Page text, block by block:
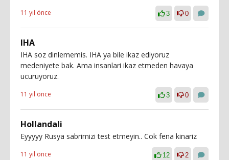
11 yıl önce 3 0
IHA
IHA soz dinlememis. IHA ya bile ikaz ediyoruz
medeniyete bak. Ama insanlari ikaz etmeden havaya
ucuruyoruz.
11 yıl önce 3 0
Hollandali
Eyyyyy Rusya sabrimizi test etmeyin.. Cok fena kinariz
11 yıl önce 12 2